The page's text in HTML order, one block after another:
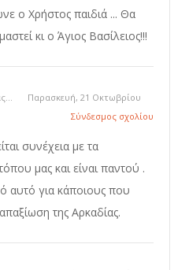
ο Χρήστος παιδιά ... Θα
κι ο Άγιος Βασίλειος!!!
Παρασκευή, 21 Οκτωβρίου
Σύνδεσμος σχολίου
συνέχεια με τα
μας και είναι παντού .
αυτό για κάποιους που
της Αρκαδίας.